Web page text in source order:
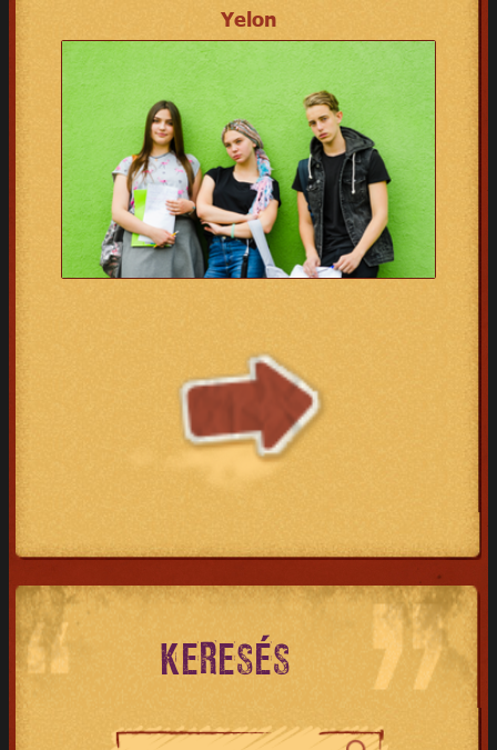
Yelon
KERESÉS